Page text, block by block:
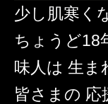
少し肌寒く
ちょうど18
味人は 生ま
皆さまの 応